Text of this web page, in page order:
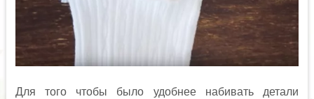
Для того чтобы было удобнее набивать детали